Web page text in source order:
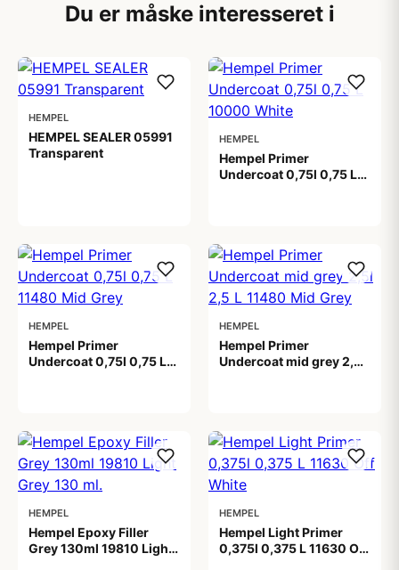
Du er måske interesseret i
HEMPEL
HEMPEL SEALER 05991
Transparent
HEMPEL
Hempel Primer
Undercoat 0,75l 0,75 L
HEMPEL
Hempel Primer
Undercoat 0,75l 0,75 L
HEMPEL
Hempel Primer
Undercoat mid grey 2,5l
HEMPEL
Hempel Epoxy Filler
Grey 130ml 19810 Light
HEMPEL
Hempel Light Primer
0,375l 0,375 L 11630 Off